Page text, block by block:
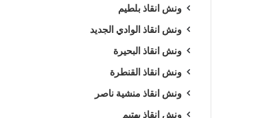
ونش انقاذ بلطيم
ونش انقاذ الوادي الجديد
ونش انقاذ البحيرة
ونش انقاذ القنطرة
ونش انقاذ منشية ناصر
ونش انقاذ بهتيم